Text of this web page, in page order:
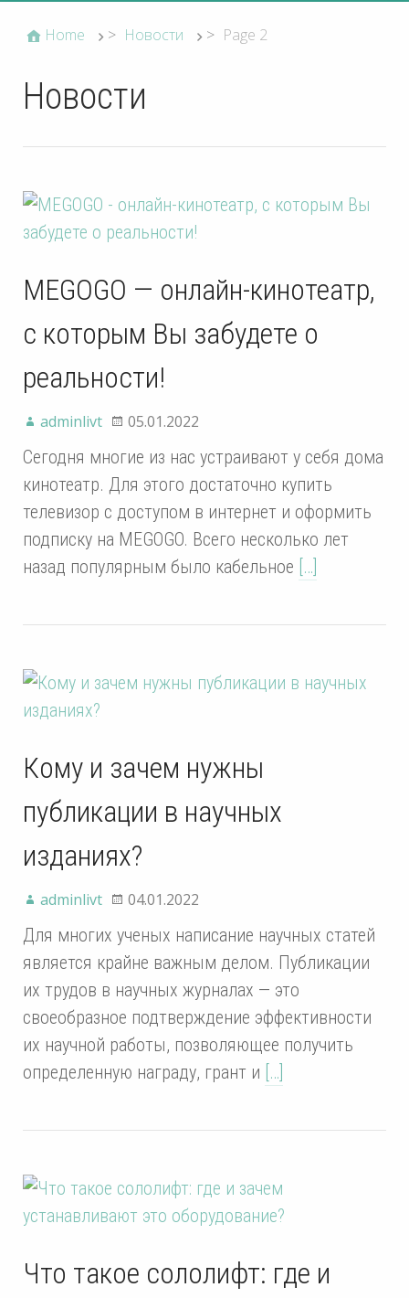
Home > Новости > Page 2
Новости
MEGOGO — онлайн-кинотеатр,
с которым Вы забудете о
реальности!
adminlivt 05.01.2022
Сегодня многие из нас устраивают у себя дома
кинотеатр. Для этого достаточно купить
телевизор с доступом в интернет и оформить
подписку на MEGOGO. Всего несколько лет
назад популярным было кабельное […]
Кому и зачем нужны
публикации в научных
изданиях?
adminlivt 04.01.2022
Для многих ученых написание научных статей
является крайне важным делом. Публикации
их трудов в научных журналах — это
своеобразное подтверждение эффективности
их научной работы, позволяющее получить
определенную награду, грант и […]
Что такое сололифт: где и